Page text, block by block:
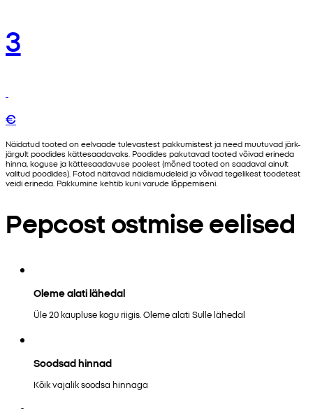
3
€
Näidatud tooted on eelvaade tulevastest pakkumistest ja need muutuvad järk-
järgult poodides kättesaadavaks. Poodides pakutavad tooted võivad erineda
hinna, koguse ja kättesaadavuse poolest (mõned tooted on saadaval ainult
valitud poodides). Fotod näitavad näidismudeleid ja võivad tegelikest toodetest
veidi erineda. Pakkumine kehtib kuni varude lõppemiseni.
Pepcost ostmise eelised
Oleme alati lähedal
Üle 20 kaupluse kogu riigis. Oleme alati Sulle lähedal
Soodsad hinnad
Kõik vajalik soodsa hinnaga